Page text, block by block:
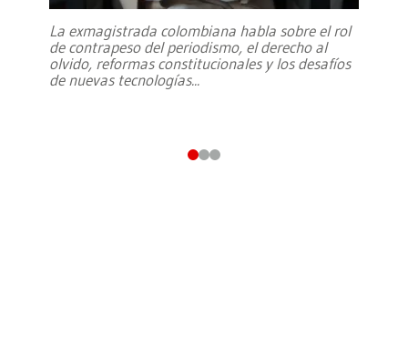
La exmagistrada colombiana habla sobre el rol
de contrapeso del periodismo, el derecho al
olvido, reformas constitucionales y los desafíos
de nuevas tecnologías...